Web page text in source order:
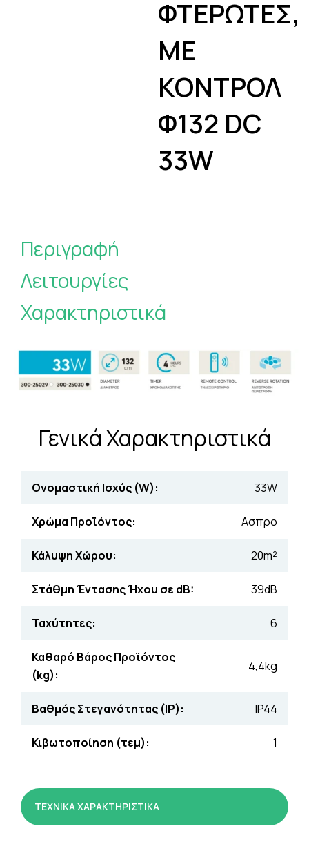
ΦΤΕΡΩΤΕΣ,
ΜΕ
ΚΟΝΤΡΟΛ
Φ132 DC
33W
Περιγραφή
Λειτουργίες
Χαρακτηριστικά
Γενικά Χαρακτηριστικά
Ονομαστική Ισχύς (W): 33W
Χρώμα Προϊόντος: Ασπρο
Κάλυψη Χώρου: 20m²
Στάθμη Έντασης Ήχου σε dB: 39dB
Ταχύτητες: 6
Καθαρό Βάρος Προϊόντος
(kg):
4,4kg
Βαθμός Στεγανότητας (IP): IP44
Κιβωτοποίηση (τεμ): 1
ΤΕΧΝΙΚΑ ΧΑΡΑΚΤΗΡΙΣΤΙΚΑ